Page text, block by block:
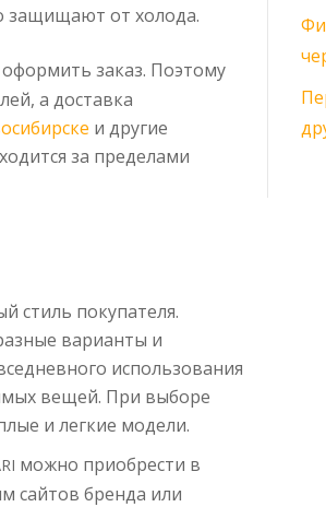
защищают от холода.
заказ. Поэтому
а доставка
и другие
за пределами
стиль покупателя.
варианты и
использования
вещей. При выборе
и легкие модели.
можно приобрести в
сайтов бренда или